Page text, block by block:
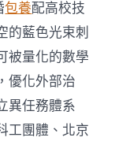
包養配高校技
的藍色光束刺
被量化的數學
優化外部治
異任務體系
工團體、北京